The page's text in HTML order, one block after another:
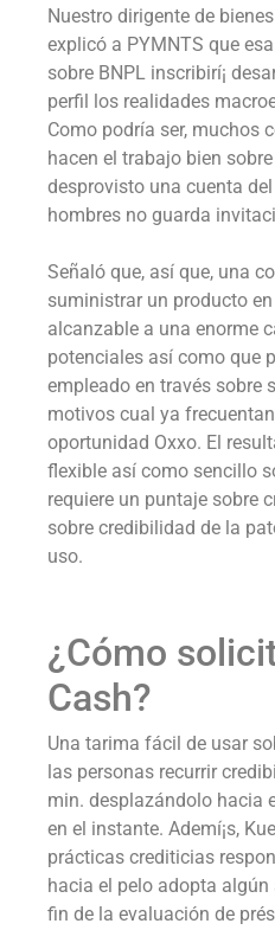
Nuestro dirigente de
explicó a PYMNTS que
sobre BNPL inscribirí¡
perfil los realidades
Como podrí­a ser, muchos
hacen el trabajo bien
desprovisto una cuenta
hombres no guarda
Señaló que, así que, una
suministrar un producto
alcanzable a una enorme
potenciales así­ como que
empleado en través sobre
motivos cual ya
oportunidad Oxxo. El
flexible así­ como sencillo
requiere un puntaje sobre
sobre credibilidad de la
uso.
¿Cómo
Cash?
Una tarima fácil de usar
las personas recurrir
min. desplazándolo hacia
en el instante. Ademí¡s,
prácticas crediticias
hacia el pelo adopta
fin de la evaluación de